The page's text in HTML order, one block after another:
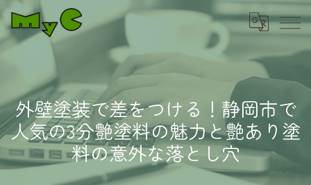
外壁塗装で差をつける！静岡市で
人気の3分艶塗料の魅力と艶あり塗
料の意外な落とし穴